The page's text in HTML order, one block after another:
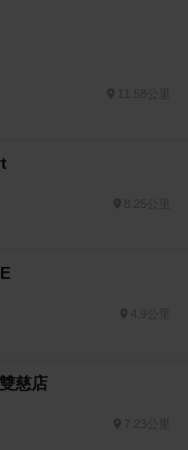
11.58公里
8.25公里
4.9公里
慈店